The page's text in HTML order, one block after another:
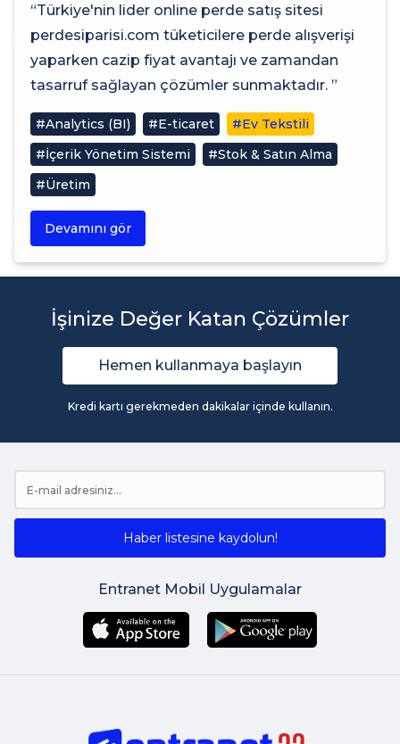
“Türkiye'nin lider online perde satış sitesi
perdesiparisi.com tüketicilere perde alışverişi
yaparken cazip fiyat avantajı ve zamandan
tasarruf sağlayan çözümler sunmaktadır. ”
#Analytics (BI) #E-ticaret
#Ev Tekstili
#İçerik Yönetim Sistemi
#Stok & Satın Alma
#Üretim
Devamını gör
İşinize Değer Katan Çözümler
Hemen kullanmaya başlayın
Kredi kartı gerekmeden dakikalar içinde kullanın.
Haber listesine kaydolun!
Entranet Mobil Uygulamalar